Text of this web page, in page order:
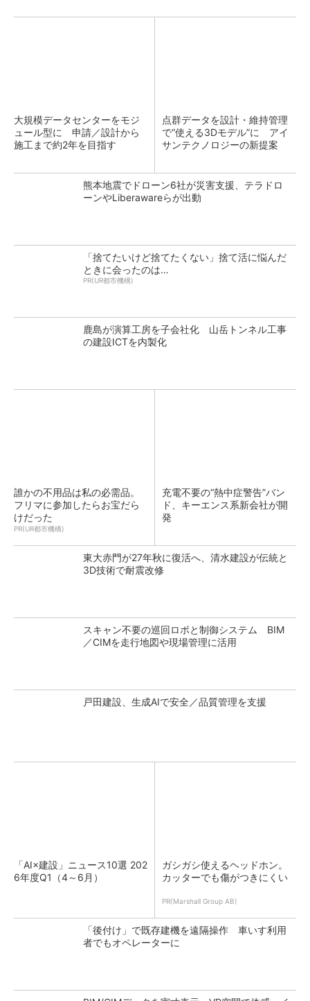
大規模データセンターをモジ
ュール型に 申請／設計から
施工まで約2年を目指す
点群データを設計・維持管理
で“使える3Dモデル”に アイ
サンテクノロジーの新提案
熊本地震でドローン6社が災害支援、テラドロ
ーンやLiberawareらが出動
「捨てたいけど捨てたくない」捨て活に悩んだ
ときに会ったのは…
PR(UR都市機構)
鹿島が演算工房を子会社化 山岳トンネル工事
の建設ICTを内製化
誰かの不用品は私の必需品。
フリマに参加したらお宝だら
けだった
PR(UR都市機構)
充電不要の“熱中症警告”バン
ド、キーエンス系新会社が開
発
東大赤門が27年秋に復活へ、清水建設が伝統と
3D技術で耐震改修
スキャン不要の巡回ロボと制御システム BIM
／CIMを走行地図や現場管理に活用
戸田建設、生成AIで安全／品質管理を支援
「AI×建設」ニュース10選 202
6年度Q1（4～6月）
ガシガシ使えるヘッドホン。
カッターでも傷がつきにくい
PR(Marshall Group AB)
「後付け」で既存建機を遠隔操作 車いす利用
者でもオペレーターに